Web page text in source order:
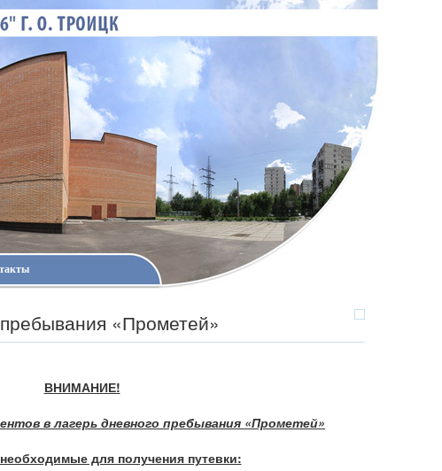
«Прометей»
ВНИМАНИЕ!
в лагерь дневного пребывания «Прометей»
для получения путевки: